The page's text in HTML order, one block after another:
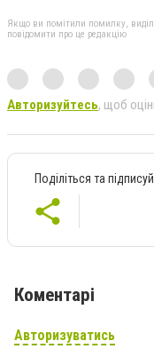
Якщо ви помітили помилку,
повідомити про це редакцію
Авторизуйтесь, щоб
Поділіться та
Коментарі
Авторизуватись